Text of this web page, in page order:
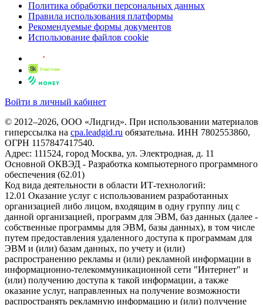
Политика обработки персональных данных
Правила использования платформы
Рекомендуемые формы документов
Использование файлов cookie
Войти в личный кабинет
© 2012–2026, ООО «Лидгид». При использовании материалов
гиперссылка на cpa.leadgid.ru обязательна. ИНН 7802553860,
ОГРН 1157847417540.
Адрес: 111524, город Москва, ул. Электродная, д. 11
Основной ОКВЭД - Разработка компьютерного программного
обеспечения (62.01)
Код вида деятельности в области ИТ-технологий:
12.01 Оказание услуг с использованием разработанных
организацией либо лицом, входящим в одну группу лиц с
данной организацией, программ для ЭВМ, баз данных (далее -
собственные программы для ЭВМ, базы данных), в том числе
путем предоставления удаленного доступа к программам для
ЭВМ и (или) базам данных, по учету и (или)
распространению рекламы и (или) рекламной информации в
информационно-телекоммуникационной сети "Интернет" и
(или) получению доступа к такой информации, а также
оказание услуг, направленных на получение возможности
распространять рекламную информацию и (или) получение